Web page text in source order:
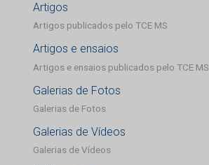
Artigos
Artigos publicados pelo TCE MS
Artigos e ensaios
Artigos e ensaios publicados pelo TCE MS
Galerias de Fotos
Galerias de Fotos
Galerias de Vídeos
Galerias de Vídeos